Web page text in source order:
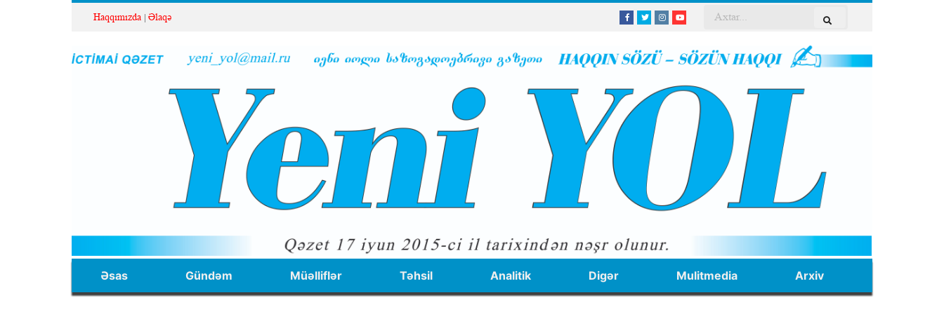
Haqqımızda Əlaqə
Əsas Gündəm Müəlliflər Təhsil Analitik Digər Mulitmedia Arxiv